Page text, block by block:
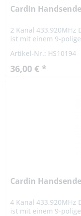
Cardin
2 Kanal 433.920MHz
ist mit einem 9-
aus...
Artikel-Nr.: HS10194
36,00 € *
Cardin
4 Kanal 433.920MHz
ist mit einem 9-